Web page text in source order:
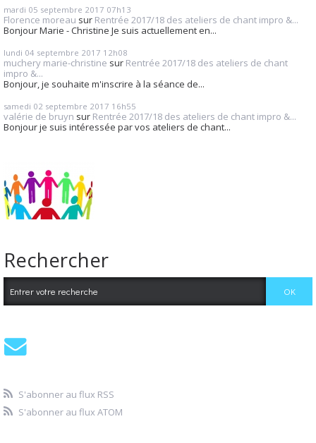
mardi 05 septembre 2017 07h13
Florence moreau sur Rentrée 2017/18 des ateliers de chant impro &...
Bonjour Marie - Christine Je suis actuellement en...
lundi 04 septembre 2017 12h08
muchery marie-christine sur Rentrée 2017/18 des ateliers de chant
impro &...
Bonjour, je souhaite m'inscrire à la séance de...
samedi 02 septembre 2017 16h55
valérie de bruyn sur Rentrée 2017/18 des ateliers de chant impro &...
Bonjour je suis intéressée par vos ateliers de chant...
Rechercher
S'abonner au flux RSS
S'abonner au flux ATOM